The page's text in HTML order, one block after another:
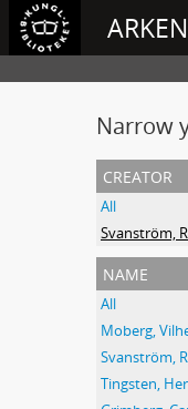
ARKEN
Narrow
creator
All
Svanström,
name
All
Moberg,
Svanström,
Tingsten,